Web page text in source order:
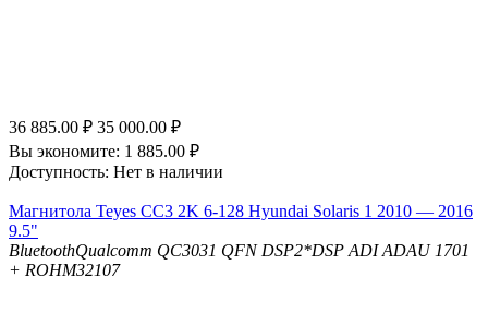
36 885.00 ₽ 35 000.00 ₽
Вы экономите: 1 885.00 ₽
Доступность: Нет в наличии
Магнитола Teyes CC3 2K 6-128 Hyundai Solaris 1 2010 — 2016
9.5"
BluetoothQualcomm QC3031 QFN DSP2*DSP ADI ADAU 1701
+ ROHM32107